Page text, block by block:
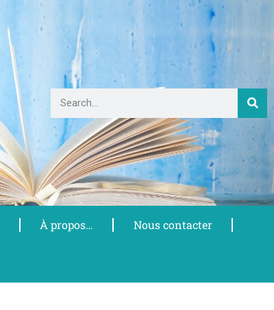
À propos… Nous contacter